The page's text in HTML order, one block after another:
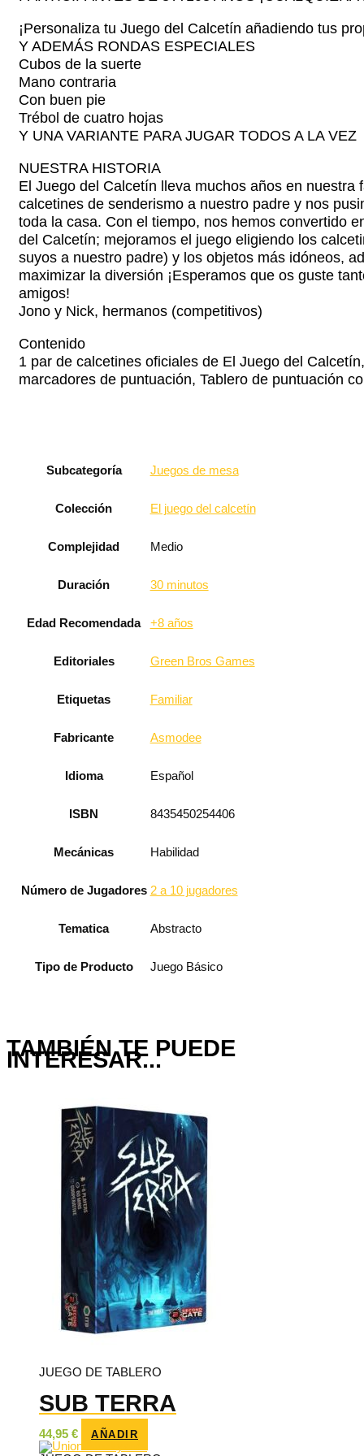
¡Personaliza tu Juego del Calcetín añadiendo tus
Y ADEMÁS RONDAS ESPECIALES
Cubos de la suerte
Mano contraria
Con buen pie
Trébol de cuatro hojas
Y UNA VARIANTE PARA JUGAR TODOS A LA VEZ
NUESTRA HISTORIA
El Juego del Calcetín lleva muchos años en nuestra
calcetines de senderismo a nuestro padre y nos
toda la casa. Con el tiempo, nos hemos convertido
del Calcetín; mejoramos el juego eligiendo los
suyos a nuestro padre) y los objetos más idóneos,
maximizar la diversión ¡Esperamos que os guste
amigos!
Jono y Nick, hermanos (competitivos)
Contenido
1 par de calcetines oficiales de El Juego del
marcadores de puntuación, Tablero de puntuación
Subcategoría Juegos de mesa
Colección El juego del calcetín
Complejidad Medio
Duración 30 minutos
Edad Recomendada +8 años
Editoriales Green Bros Games
Etiquetas Familiar
Fabricante Asmodee
Idioma Español
ISBN 8435450254406
Mecánicas Habilidad
Número de Jugadores 2 a 10 jugadores
Tematica Abstracto
Tipo de Producto Juego Básico
TAMBIÉN TE PUEDE
INTERESAR...
JUEGO DE TABLERO
SUB TERRA
44,95 € AÑADIR